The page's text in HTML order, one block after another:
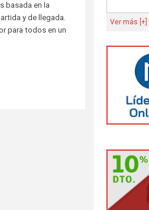
basada en la
y de llegada.
para todos en un
Ver más [+]